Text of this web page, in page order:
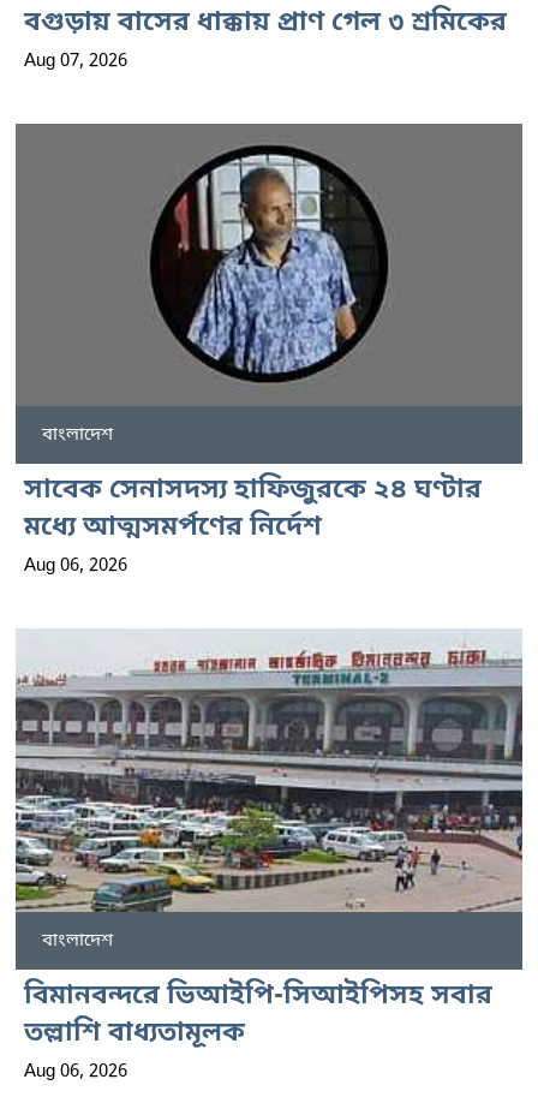
বগুড়ায় বাসের ধাক্কায় প্রাণ গেল ৩ শ্রমিকের
Aug 07, 2026
বাংলাদেশ
সাবেক সেনাসদস্য হাফিজুরকে ২৪ ঘণ্টার
মধ্যে আত্মসমর্পণের নির্দেশ
Aug 06, 2026
বাংলাদেশ
বিমানবন্দরে ভিআইপি-সিআইপিসহ সবার
তল্লাশি বাধ্যতামূলক
Aug 06, 2026